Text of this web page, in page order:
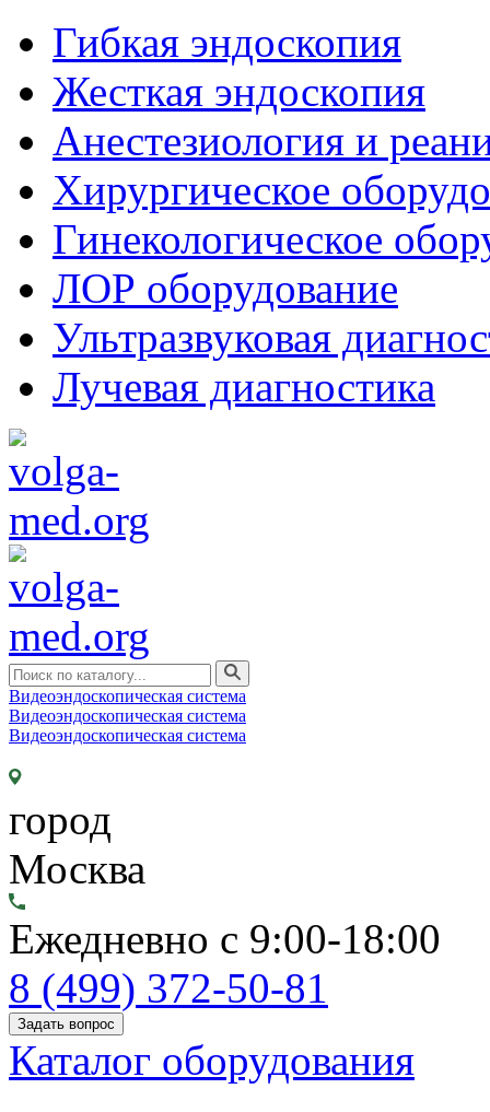
Гибкая эндоскопия
Жесткая эндоскопия
Анестезиология и
Хирургическое
Гинекологическое
ЛОР оборудование
Ультразвуковая
Лучевая диагностика
Видеоэндоскопическая система
Видеоэндоскопическая система
Видеоэндоскопическая система
город
Москва
Ежедневно с 9:00-18:00
8 (499) 372-50-81
Задать вопрос
Каталог оборудования